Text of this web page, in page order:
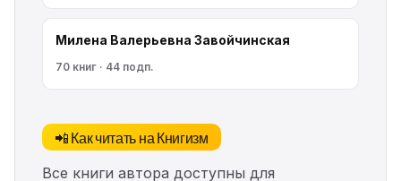
Милена Валерьевна Завойчинская
70 книг · 44 подп.
📲 Как читать на Книгизм
Все книги автора доступны для